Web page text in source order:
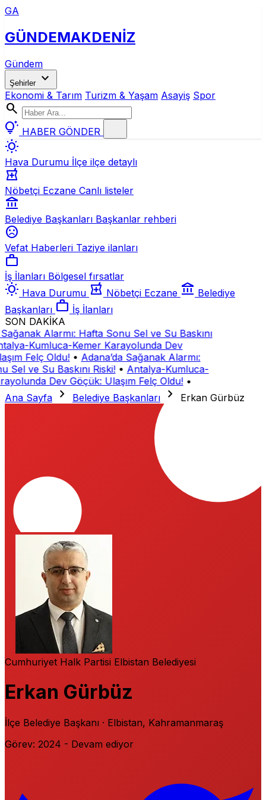
GA
GÜNDEMAKDENİZ
Gündem
Şehirler expand_more
Ekonomi & Tarım Turizm & Yaşam Asayiş Spor
search
tips_and_updates HABER GÖNDER
wb_sunny
Hava Durumu İlçe ilçe detaylı
local_pharmacy
Nöbetçi Eczane Canlı listeler
account_balance
Belediye Başkanları Başkanlar rehberi
sentiment_dissatisfied
Vefat Haberleri Taziye ilanları
work
İş İlanları Bölgesel fırsatlar
wb_sunny Hava Durumu local_pharmacy Nöbetçi Eczane account_balance Belediye
Başkanları work İş İlanları
SON DAKİKA
Alarmı: Hafta Sonu Sel ve Su Baskını
Kumluca-Kemer Karayolunda Dev
Felç Oldu! • Adana’da Sağanak Alarmı:
Sel ve Su Baskını Riski! • Antalya-Kumluca-
Dev Göçük: Ulaşım Felç Oldu! •
Ana Sayfa
chevron_right Belediye Başkanları chevron_right Erkan Gürbüz
Cumhuriyet Halk Partisi Elbistan Belediyesi
Erkan Gürbüz
İlçe Belediye Başkanı · Elbistan, Kahramanmaraş
Görev: 2024 - Devam ediyor